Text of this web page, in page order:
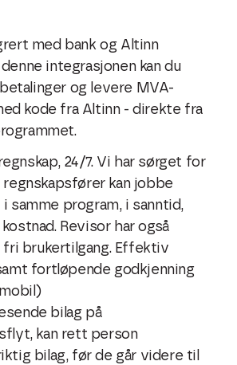
med bank og Altinn
denne integrasjonen kan du
og levere MVA-
kode fra Altinn - direkte fra
24/7. Vi har sørget for
regnskapsfører kan jobbe
samme program, i sanntid,
Revisor har også
fri brukertilgang. Effektiv
fortløpende godkjenning
bilag på
kan rett person
bilag, før de går videre til